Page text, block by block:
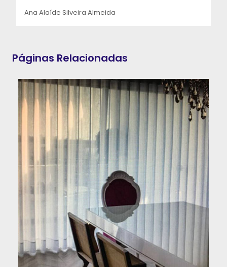
Ana Alaíde Silveira Almeida
Páginas Relacionadas